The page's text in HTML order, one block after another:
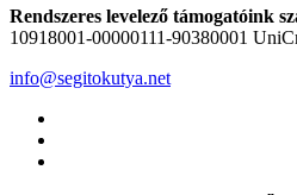
Rendszeres levelező támogatóink
10918001-00000111-90380001
info@segitokutya.net